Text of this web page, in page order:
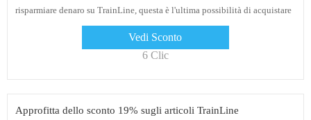
risparmiare denaro su TrainLine, questa è l'ultima possibilità di acquistare
Vedi Sconto
6 Clic
Approfitta dello sconto 19% sugli articoli TrainLine